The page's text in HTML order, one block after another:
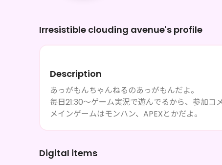
Irresistible clouding avenue's profile
Description
あっがもんちゃんねるのあっがもんだよ。
毎日21:30～ゲーム実況で遊んでるから、参加コ
メインゲームはモンハン、APEXとかだよ。
Digital items